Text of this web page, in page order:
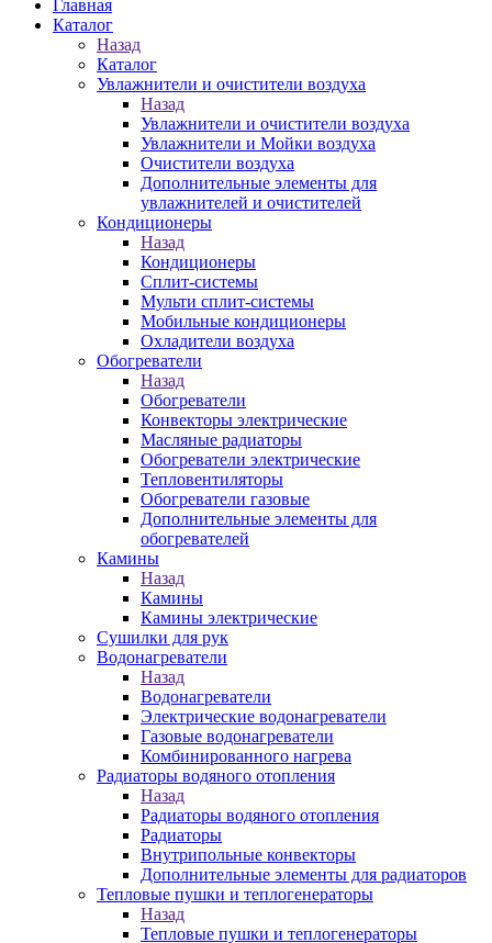
Главная
Каталог
Назад
Каталог
Увлажнители и очистители воздуха
Назад
Увлажнители и очистители воздуха
Увлажнители и Мойки воздуха
Очистители воздуха
Дополнительные элементы для
увлажнителей и очистителей
Кондиционеры
Назад
Кондиционеры
Сплит-системы
Мульти сплит-системы
Мобильные кондиционеры
Охладители воздуха
Обогреватели
Назад
Обогреватели
Конвекторы электрические
Масляные радиаторы
Обогреватели электрические
Тепловентиляторы
Обогреватели газовые
Дополнительные элементы для
обогревателей
Камины
Назад
Камины
Камины электрические
Сушилки для рук
Водонагреватели
Назад
Водонагреватели
Электрические водонагреватели
Газовые водонагреватели
Комбинированного нагрева
Радиаторы водяного отопления
Назад
Радиаторы водяного отопления
Радиаторы
Внутрипольные конвекторы
Дополнительные элементы для радиаторов
Тепловые пушки и теплогенераторы
Назад
Тепловые пушки и теплогенераторы